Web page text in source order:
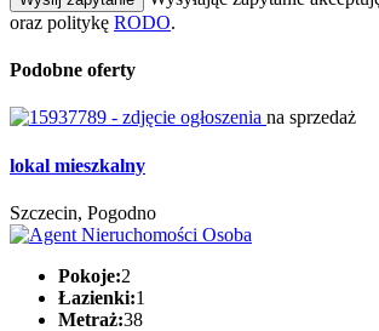
oraz politykę RODO.
Podobne oferty
na sprzedaż
lokal mieszkalny
Szczecin, Pogodno
Pokoje:2
Łazienki:1
Metraż:38